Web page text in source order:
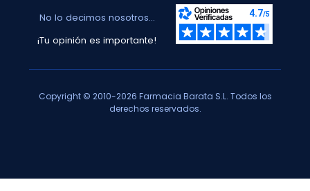
No lo decimos nosotros...
¡Tu opinión es importante!
Copyright © 2010-2026 Farmacia Barata S.L. Todos los
derechos reservados.